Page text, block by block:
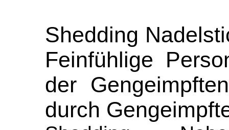
Shedding
Feinfühlige
der
durch